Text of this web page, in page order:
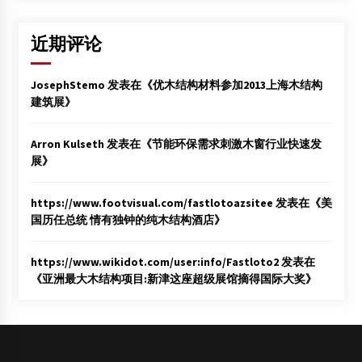
近期评论
JosephStemo 发表在《优木结构材料参加2013上海木结构
建筑展》
Arron Kulseth发表在《节能环保需求刺激木窗行业快速发
展》
https://www.footvisual.com/fastlotoazsitee 发表在《美
国历任总统 情有独钟的纯木结构酒店》
https://www.wikidot.com/user:info/Fastloto2发表在
《亚洲最大木结构项目:新津这座超级展馆摘得国际大奖》